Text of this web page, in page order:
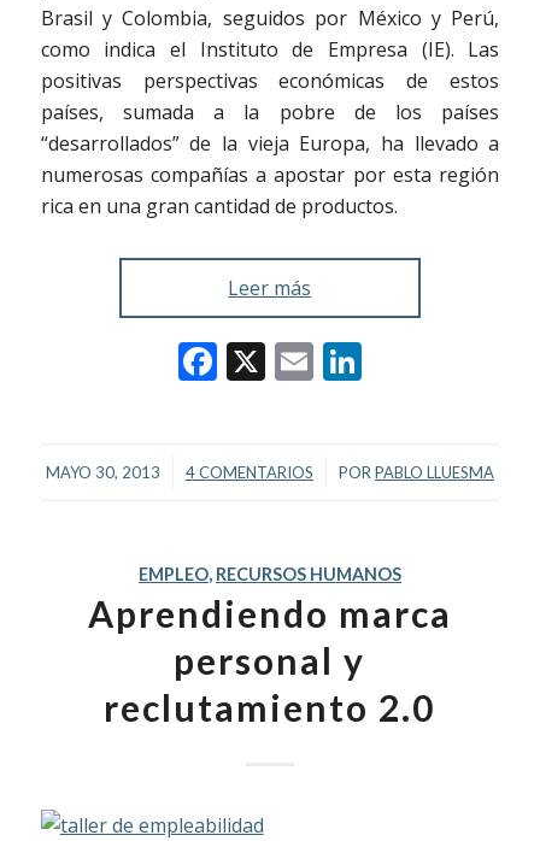
Brasil y Colombia, seguidos por México y Perú,
como indica el Instituto de Empresa (IE). Las
positivas perspectivas económicas de estos
países, sumada a la pobre de los países
“desarrollados” de la vieja Europa, ha llevado a
numerosas compañías a apostar por esta región
rica en una gran cantidad de productos.
Leer más
Facebook
X EmailLinkedIn
MAYO 30, 2013
/ 4 COMENTARIOS
/ POR PABLO LLUESMA
EMPLEO, RECURSOS HUMANOS
Aprendiendo marca
personal y
reclutamiento 2.0